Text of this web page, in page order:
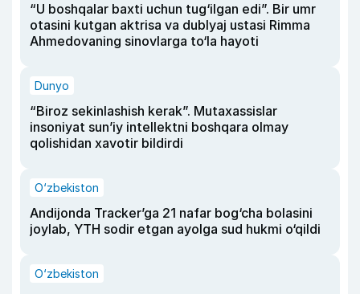
“U boshqalar baxti uchun tug‘ilgan edi”. Bir umr
otasini kutgan aktrisa va dublyaj ustasi Rimma
Ahmedovaning sinovlarga to‘la hayoti
Dunyo
“Biroz sekinlashish kerak”. Mutaxassislar
insoniyat sun’iy intellektni boshqara olmay
qolishidan xavotir bildirdi
O‘zbekiston
Andijonda Tracker’ga 21 nafar bog‘cha bolasini
joylab, YTH sodir etgan ayolga sud hukmi o‘qildi
O‘zbekiston